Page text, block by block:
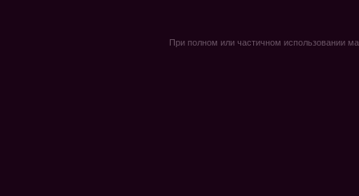
При полном или частичном использовании